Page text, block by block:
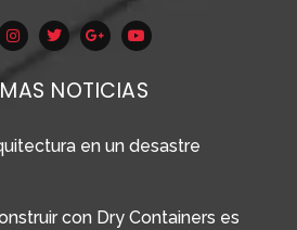
NOTICIAS
en un desastre
con Dry Containers es